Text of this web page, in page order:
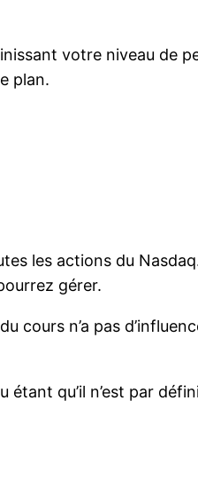
votre niveau de
plan.
les actions du
gérer.
cours n’a pas
qu’il n’est par